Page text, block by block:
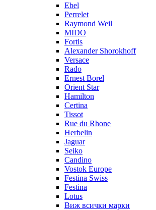
Ebel
Perrelet
Raymond Weil
MIDO
Fortis
Alexander Shorokhoff
Versace
Rado
Ernest Borel
Orient Star
Hamilton
Certina
Tissot
Rue du Rhone
Herbelin
Jaguar
Seiko
Candino
Vostok Europe
Festina Swiss
Festina
Lotus
Виж всички марки